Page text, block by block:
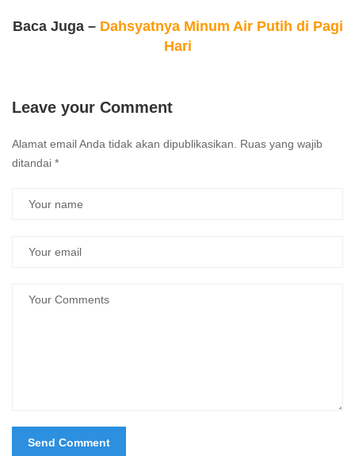
Baca Juga – Dahsyatnya Minum Air Putih di Pagi
Hari
Leave your Comment
Alamat email Anda tidak akan dipublikasikan.
Ruas yang wajib
ditandai *